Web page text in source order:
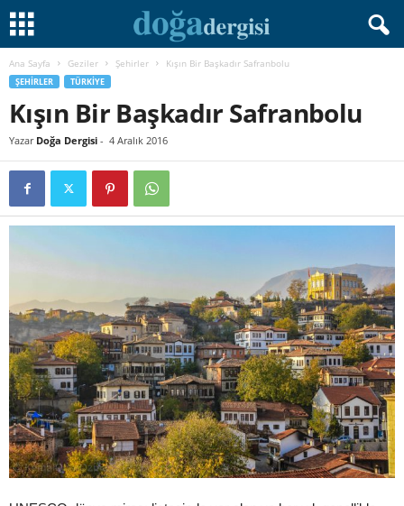
Ana Sayfa Geziler Şehirler Kışın Bir Başkadır Safranbolu
ŞEHIRLER TÜRKIYE
Kışın Bir Başkadır Safranbolu
Yazar Doğa Dergisi - 4 Aralık 2016